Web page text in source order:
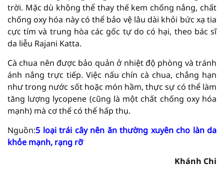
trời. Mặc dù không thể thay thế kem chống nắng, chất
chống oxy hóa này có thể bảo vệ lâu dài khỏi bức xạ tia
cực tím và trung hòa các gốc tự do có hại, theo bác sĩ
da liễu Rajani Katta.
Cà chua nên được bảo quản ở nhiệt độ phòng và tránh
ánh nắng trực tiếp. Việc nấu chín cà chua, chẳng hạn
như trong nước sốt hoặc món hầm, thực sự có thể làm
tăng lượng lycopene (cũng là một chất chống oxy hóa
mạnh) mà cơ thể có thể hấp thụ.
Nguồn:5 loại trái cây nên ăn thường xuyên cho làn da
khỏe mạnh, rạng rỡ
Khánh Chi